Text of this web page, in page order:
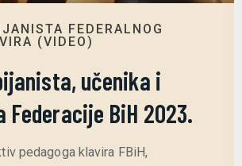
FEDERALNOG
(VIDEO)
učenika i
Federacije BiH 2023.
pedagoga klavira FBiH,